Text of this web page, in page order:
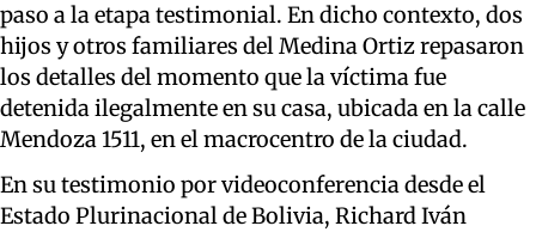
paso a la etapa testimonial. En dicho contexto, dos
hijos y otros familiares del Medina Ortiz repasaron
los detalles del momento que la víctima fue
detenida ilegalmente en su casa, ubicada en la calle
Mendoza 1511, en el macrocentro de la ciudad.
En su testimonio por videoconferencia desde el
Estado Plurinacional de Bolivia, Richard Iván